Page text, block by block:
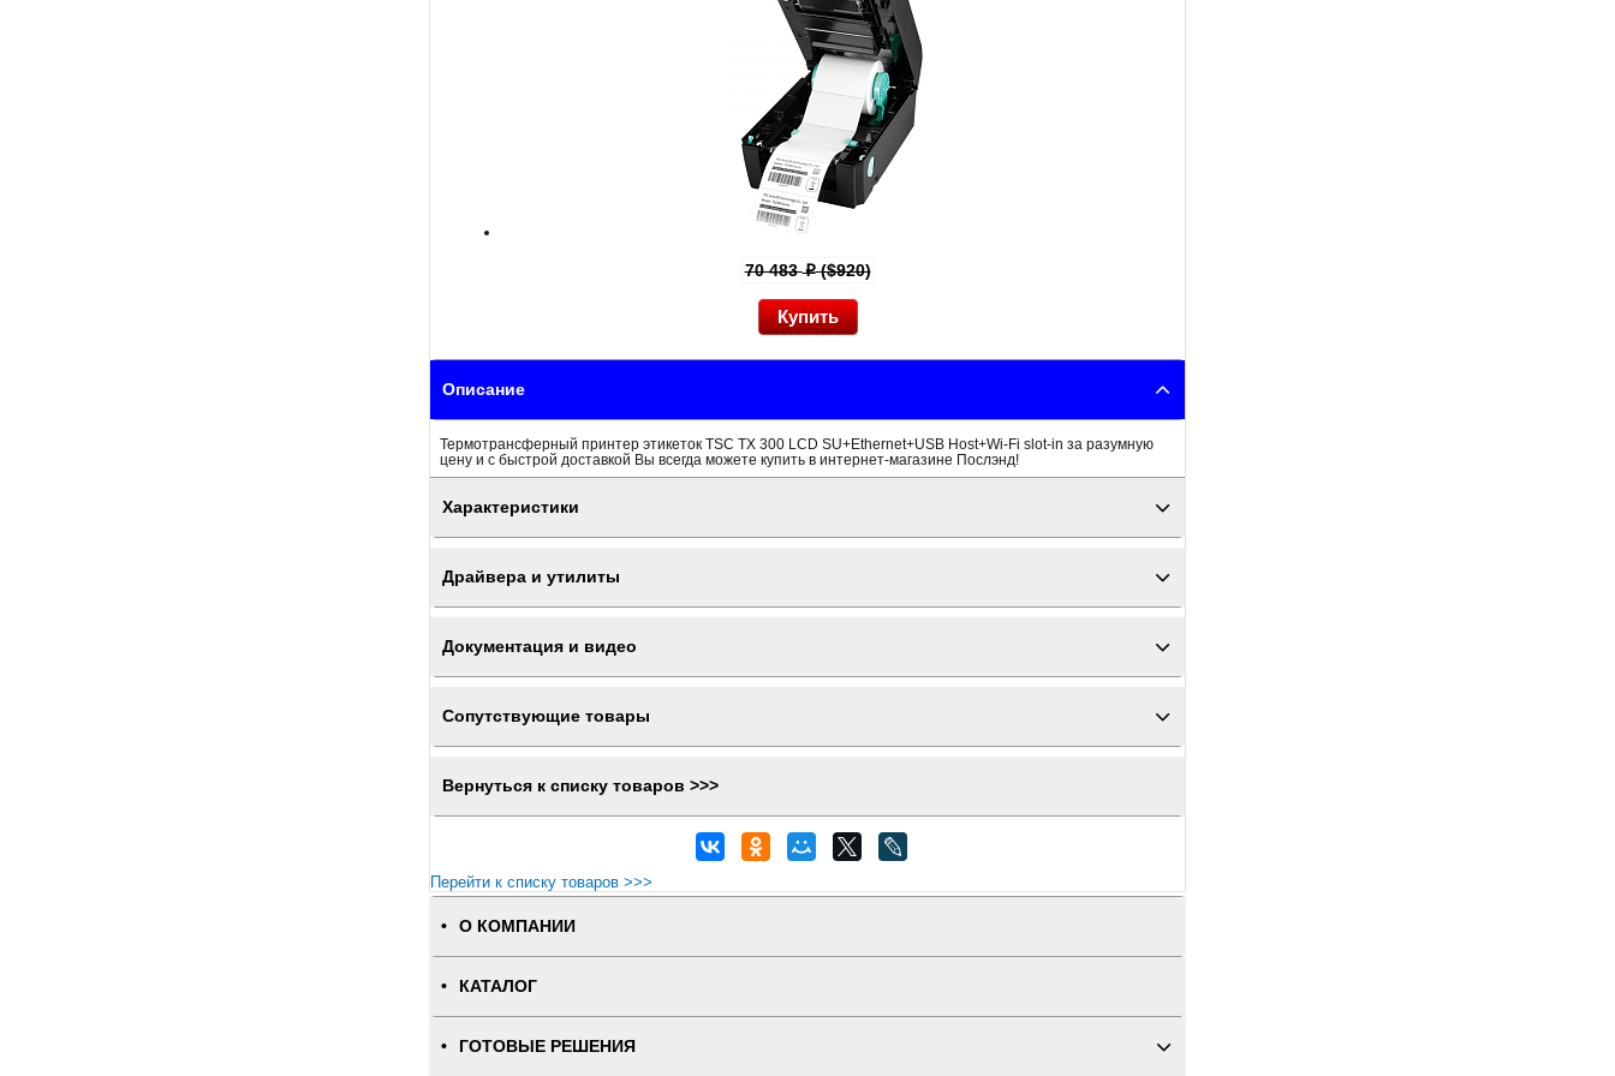
70 483p($920)
Описание
Термотрансферный принтер этикеток TSC TX 300 LCD SU+Ethernet+USB Host+Wi-Fi slot-in за разумную
цену и с быстрой доставкой Вы всегда можете купить в интернет-магазине Послэнд!
Характеристики
Драйвера и утилиты
Документация и видео
Сопутствующие товары
Вернуться к списку товаров >>>
Перейти к списку товаров >>>
О КОМПАНИИ
КАТАЛОГ
ГОТОВЫЕ РЕШЕНИЯ